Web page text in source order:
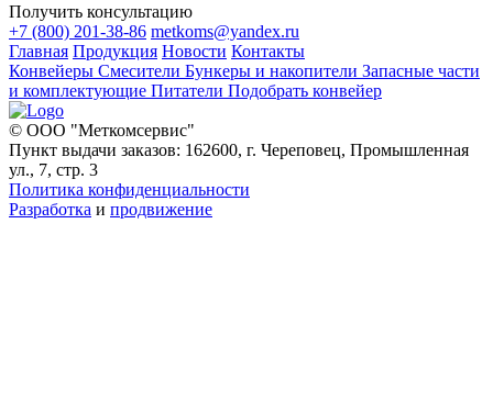
Получить консультацию
+7 (800) 201-38-86 metkoms@yandex.ru
Главная Продукция Новости Контакты
Конвейеры Смесители Бункеры и накопители Запасные части
и комплектующие Питатели Подобрать конвейер
© ООО "Меткомсервис"
Пункт выдачи заказов: 162600, г. Череповец, Промышленная
ул., 7, стр. 3
Политика конфиденциальности
Разработка и продвижение